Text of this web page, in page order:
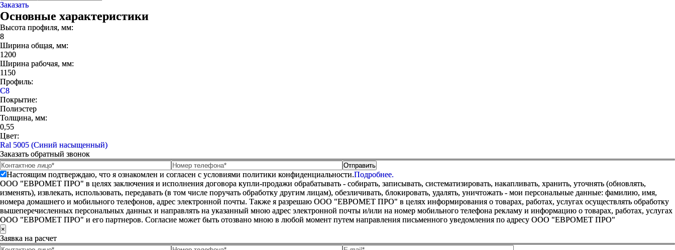
Заказать
Основные характеристики
Высота профиля, мм:
8
Ширина общая, мм:
1200
Ширина рабочая, мм:
1150
Профиль:
С8
Покрытие:
Полиэстер
Толщина, мм:
0,55
Цвет:
Ral 5005 (Синий насыщенный)
Заказать обратный звонок
Настоящим подтверждаю, что я ознакомлен и согласен с условиями политики конфиденциальности.Подробнее.
ООО "ЕВРОМЕТ ПРО" в целях заключения и исполнения договора купли-продажи обрабатывать - собирать, записывать, систематизировать, накапливать, хранить, уточнять (обновлять,
изменять), извлекать, использовать, передавать (в том числе поручать обработку другим лицам), обезличивать, блокировать, удалять, уничтожать - мои персональные данные: фамилию, имя,
номера домашнего и мобильного телефонов, адрес электронной почты. Также я разрешаю ООО "ЕВРОМЕТ ПРО" в целях информирования о товарах, работах, услугах осуществлять обработку
вышеперечисленных персональных данных и направлять на указанный мною адрес электронной почты и/или на номер мобильного телефона рекламу и информацию о товарах, работах, услугах
ООО "ЕВРОМЕТ ПРО" и его партнеров. Согласие может быть отозвано мною в любой момент путем направления письменного уведомления по адресу ООО "ЕВРОМЕТ ПРО"
×
Заявка на расчет